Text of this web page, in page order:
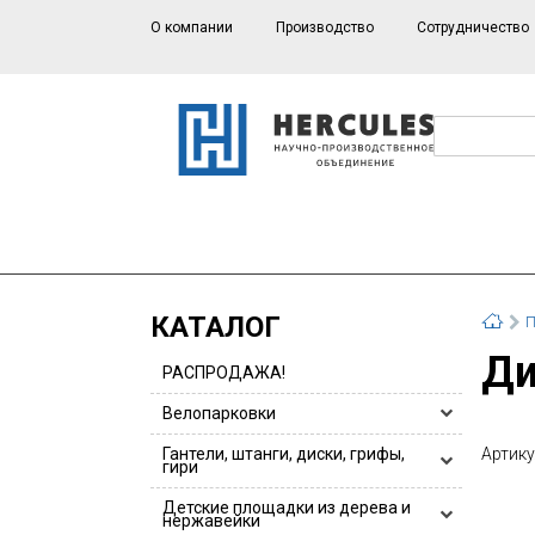
О компании Производство Сотрудничество
КАТАЛОГ
РАСПРОДАЖА!
Велопарковки
Велопарковки HERCULES
Велопарковки для 1 или 2 велосипедов
Велопарковки из нержавейки
Гантели, штанги, диски, грифы,
гири
Гантели, гантельные ряды
Детские площадки из дерева и
нержавейки